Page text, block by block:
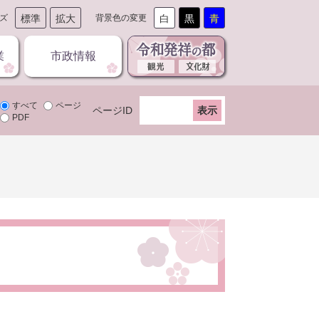
標準 拡大 背景色の変更 白 黒 青
市政情報
すべて
ページ
PDF
ページID